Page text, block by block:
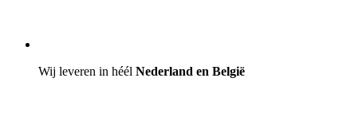
Wij leveren in héél Nederland en België